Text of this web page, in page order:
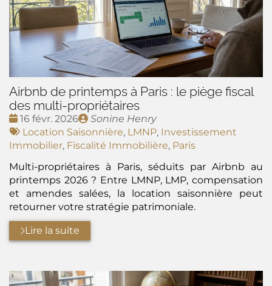
Airbnb de printemps à Paris : le piège fiscal
des multi-propriétaires
Date
:
16 févr. 2026
Publié
par
Sonine Henry
Tags
:
Location Saisonnière, LMNP, Investissement
Immobilier, Fiscalité Immobilière, Paris
Multi-propriétaires à Paris, séduits par Airbnb au
printemps 2026 ? Entre LMNP, LMP, compensation
et amendes salées, la location saisonnière peut
retourner votre stratégie patrimoniale.
Lire la suite